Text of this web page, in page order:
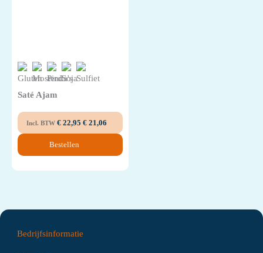
Saté Ajam
Incl. BTW € 22,95 € 21,06
Bestellen
Bedrijfsinformatie